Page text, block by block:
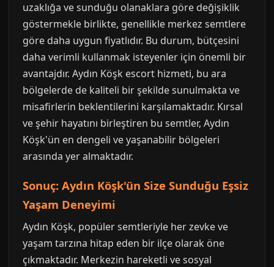
uzaklığa ve sunduğu olanaklara göre değişiklik
göstermekle birlikte, genellikle merkez semtlere
göre daha uygun fiyatlıdır. Bu durum, bütçesini
daha verimli kullanmak isteyenler için önemli bir
avantajdır. Aydın Köşk escort hizmeti, bu ara
bölgelerde de kaliteli bir şekilde sunulmakta ve
misafirlerin beklentilerini karşılamaktadır. Kırsal
ve şehir hayatını birleştiren bu semtler, Aydın
Köşk'ün en dengeli ve yaşanabilir bölgeleri
arasında yer almaktadır.
Sonuç: Aydın Köşk'ün Size Sunduğu Eşsiz
Yaşam Deneyimi
Aydın Köşk, popüler semtleriyle her zevke ve
yaşam tarzına hitap eden bir ilçe olarak öne
çıkmaktadır. Merkezin hareketli ve sosyal